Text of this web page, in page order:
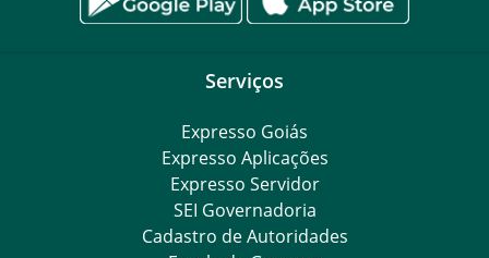
Serviços
Expresso Goiás
Expresso Aplicações
Expresso Servidor
SEI Governadoria
Cadastro de Autoridades